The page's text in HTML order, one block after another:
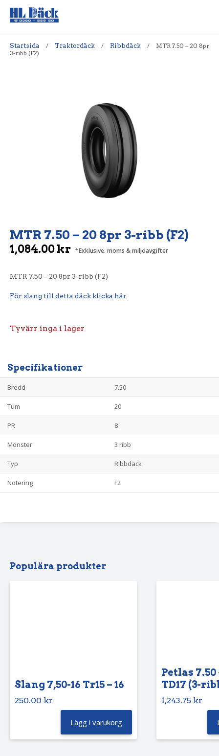
Startsida / Traktordäck / Ribbdäck /
MTR 7.50 – 20 8pr
3-ribb (F2)
MTR 7.50 – 20 8pr 3-ribb (F2)
1,084.00kr Exklusive. moms & miljöavgifter
MTR 7.50 – 20 8pr 3-ribb (F2)
För slang till detta däck klicka här
Tyvärr inga i lager
Specifikationer
Bredd 7.50
Tum 20
PR 8
Mönster 3 ribb
Typ Ribbdäck
Notering F2
Populära produkter
Slang 7,50-16 Tr15 – 16
250.00 kr
Lägg i varukorg
Petlas 7.50
TD17 (3-
1,243.75 kr